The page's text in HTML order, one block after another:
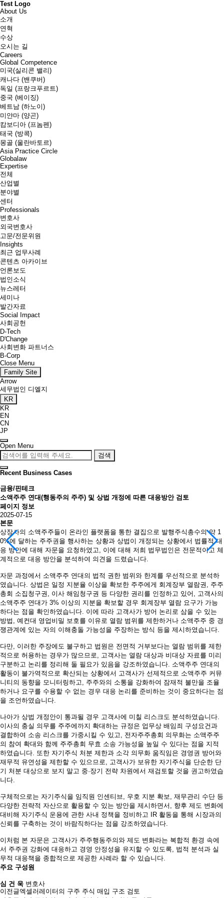
Test Logo
About Us
소개
연혁
수상
오시는 길
Careers
Global Competence
미국(실리콘 밸리)
캐나다 (밴쿠버)
독일 (프랑크푸르트)
중국 (베이징)
베트남 (하노이)
미얀마 (양곤)
캄보디아 (프놈펜)
태국 (방콕)
몽골 (울란바토르)
Asia Practice Circle
Globalaw
Expertise
전체
산업별
분야별
센터
Professionals
변호사
외국변호사
고문/전문위원
Insights
최근 업무사례
콘텐츠 아카이브
언론보도
법인소식
뉴스레터
세미나
발간자료
Social Impact
사회공헌
D-Tech
D'Change
사회변화 파트너스
B-Corp
Close Menu
Family Site
Arrow
세무법인 디엘지
KR
KR
EN
CN
JP
Open Menu
검색
Recent Business Cases
금융/핀테크
소액주주 연대(행동주의 주주) 및 상법 개정에 따른 대응방안 검토
페이지 정보
2025-07-15
본문
상장사의 소액주주들이 온라인 플랫폼을 통한 결집으로 발행주식총수의 약 1
0%에 달하는 주주권을 행사하는 상황과 상법이 개정되는 상황에서 법률적 대
응 방안에 대해 자문을 요청하였고, 이에 대해 저희 법무법인은 전문적이고 체
계적으로 대응 방안을 분석하여 의견을 드렸습니다.
자문 과정에서 소액주주 연대의 법적 권한 범위와 한계를 우선적으로 분석하
였습니다. 상법은 일정 지분율 이상을 확보한 주주에게 회계장부 열람권, 주주
총회 소집청구권, 이사 해임청구권 등 다양한 권리를 인정하고 있어, 고객사의
소액주주 연대가 3% 이상의 지분을 확보할 경우 회계장부 열람 요구가 가능
하다는 점을 확인하였습니다. 이에 따라 고객사가 방어 논리로 삼을 수 있는
방법, 예컨대 영업비밀 보호를 이유로 열람 범위를 제한하거나 소액주주 중 경
쟁관계에 있는 자의 이해충돌 가능성을 주장하는 방식 등을 제시하였습니다.
다만, 이러한 주장에도 불구하고 법원은 전면적 거부보다는 열람 범위를 제한
적으로 허용하는 경우가 많으므로, 고객사는 열람 대상과 비대상 자료를 미리
구분하고 논리를 정리해 둘 필요가 있음을 강조하였습니다. 소액주주 연대의
활동이 불가역적으로 확산되는 상황에서 고객사가 선제적으로 소액주주 커뮤
니티의 동향을 모니터링하고, 주주와의 소통을 강화하여 잠재적 불만을 조율
하거나 요구를 수용할 수 없는 경우 대응 논리를 준비하는 것이 중요하다는 점
을 조언하였습니다.
나아가 상법 개정안이 통과될 경우 고객사에 미칠 리스크도 분석하였습니다.
이사의 충실 의무를 주주에까지 확대하는 규정은 업무상 배임죄 구성요건과
결합하여 소송 리스크를 가중시킬 수 있고, 전자주주총회 의무화는 소액주주
의 참여 확대와 함께 주주총회 무효 소송 가능성을 높일 수 있다는 점을 지적
하였습니다. 또한 자기주식 처분 제한과 소각 의무화 움직임은 경영권 방어와
재무적 유연성을 제한할 수 있으므로, 고객사가 보유한 자기주식을 단순한 단
기 처분 대상으로 보지 말고 중·장기 전략 차원에서 재검토할 것을 권고하였습
니다.
구체적으로는 자기주식을 임직원 인센티브, 우호 지분 확보, 재무관리 수단 등
다양한 전략적 자산으로 활용할 수 있는 방안을 제시하면서, 향후 제도 변화에
대비해 자기주식 운용에 관한 사내 정책을 정비하고 IR 활동을 통해 시장과의
신뢰를 구축하는 것이 바람직하다는 점을 강조하였습니다.
이처럼 본 자문은 고객사가 주주행동주의와 제도 변화라는 복합적 환경 속에
서 주주권 강화에 대응하고 경영 안정성을 유지할 수 있도록, 법적 분석과 실
무적 대응책을 종합적으로 제공한 사례라 할 수 있습니다.
주요 구성원
심 건 욱 변호사
이전글엑셀러레이터의 구주 주식 매입 구조 검토